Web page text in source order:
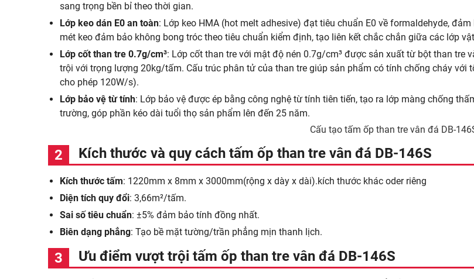
sang trọng bền bỉ theo thời gian.
Lớp keo dán E0 an toàn: Lớp keo HMA (hot melt adhesive) đạt tiêu chuẩn E0 về formaldehyde,
mét keo đảm bảo không bong tróc theo tiêu chuẩn kiểm định, tạo liên kết chắc chắn giữa các lớp
Lớp cốt than tre 0.7g/cm³: Lớp cốt than tre với mật độ nén 0.7g/cm³ được sản xuất từ bột than tre
trội với trọng lượng 20kg/tấm. Cấu trúc phân tử của than tre giúp sản phẩm có tính chống cháy với
cho phép 120W/s).
Lớp bảo vệ từ tính: Lớp bảo vệ được ép bằng công nghệ từ tính tiên tiến, tạo ra lớp màng chống
trường, góp phần kéo dài tuổi thọ sản phẩm lên đến 25 năm.
Cấu tạo tấm ốp than tre vân đá DB-
Kích thước và quy cách tấm ốp than tre vân đá DB-146S
Kích thước tấm: 1220mm x 8mm x 3000mm(rộng x dày x dài).kích thước khác oder riêng
Diện tích quy đổi: 3,66m²/tấm.
Sai số tiêu chuẩn: ±5% đảm bảo tính đồng nhất.
Biên dạng phẳng: Tạo bề mặt tường/trần phẳng mịn thanh lịch.
Ưu điểm vượt trội tấm ốp than tre vân đá DB-146S